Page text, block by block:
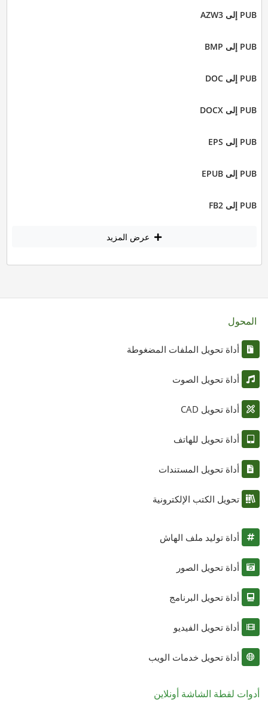
PUB إلى AZW3
PUB إلى BMP
PUB إلى DOC
PUB إلى DOCX
PUB إلى EPS
PUB إلى EPUB
PUB إلى FB2
عرض المزيد
المحول
أداة تحويل الملفات المضغوطة
أداة تحويل الصوت
أداة تحويل CAD
أداة تحويل للهاتف
أداة تحويل المستندات
تحويل الكتب الإلكترونية
أداة توليد ملف الهاش
أداة تحويل الصور
أداة تحويل البرنامج
أداة تحويل الفيديو
أداة تحويل خدمات الويب
أدوات لقطة الشاشة أونلاين